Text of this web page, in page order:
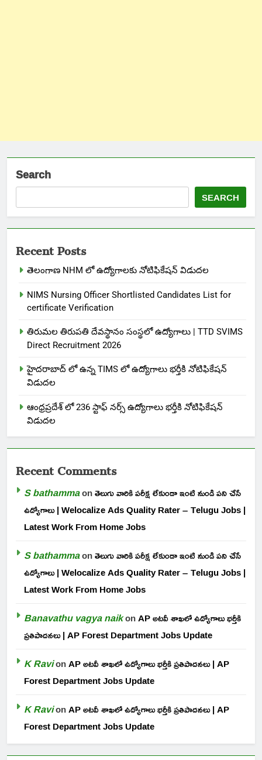
Search
SEARCH
Recent Posts
తెలంగాణ NHM లో ఉద్యోగాలకు నోటిఫికేషన్ విడుదల
NIMS Nursing Officer Shortlisted Candidates List for
certificate Verification
తిరుమల తిరుపతి దేవస్థానం సంస్థలో ఉద్యోగాలు | TTD SVIMS
Direct Recruitment 2026
హైదరాబాద్ లో ఉన్న TIMS లో ఉద్యోగాలు భర్తీకి నోటిఫికేషన్
విడుదల
ఆంధ్రప్రదేశ్ లో 236 స్టాఫ్ నర్స్ ఉద్యోగాలు భర్తీకి నోటిఫికేషన్
విడుదల
Recent Comments
S bathammaonతెలుగు వారికి పరీక్ష లేకుండా ఇంటి నుండి పని చేసే
ఉద్యోగాలు | Welocalize Ads Quality Rater – Telugu Jobs |
Latest Work From Home Jobs
S bathammaonతెలుగు వారికి పరీక్ష లేకుండా ఇంటి నుండి పని చేసే
ఉద్యోగాలు | Welocalize Ads Quality Rater – Telugu Jobs |
Latest Work From Home Jobs
Banavathu vagya naikonAP అటవీ శాఖలో ఉద్యోగాలు భర్తీకి
ప్రతిపాదనలు | AP Forest Department Jobs Update
K RavionAP అటవీ శాఖలో ఉద్యోగాలు భర్తీకి ప్రతిపాదనలు | AP
Forest Department Jobs Update
K RavionAP అటవీ శాఖలో ఉద్యోగాలు భర్తీకి ప్రతిపాదనలు | AP
Forest Department Jobs Update